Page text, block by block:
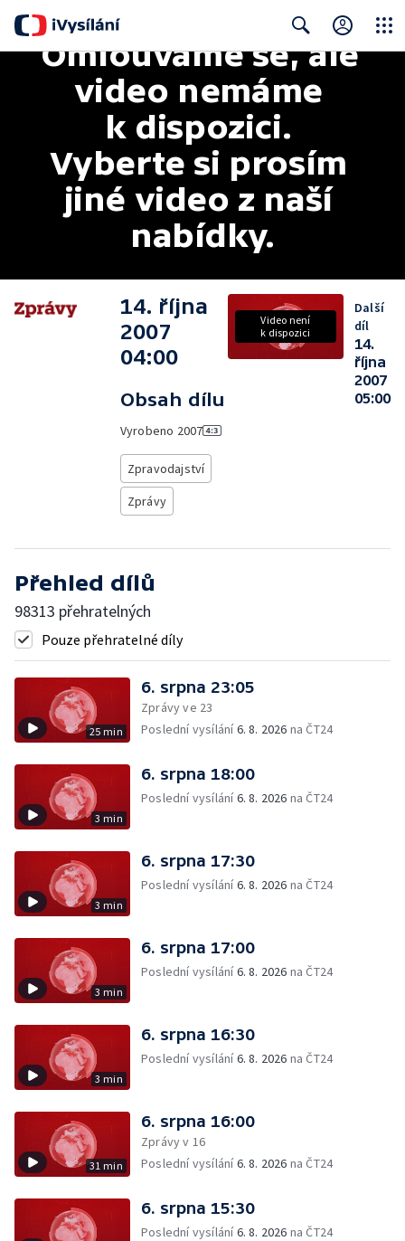
Search
Omlouváme se, ale
video nemáme
k dispozici.
Vyberte si prosím
jiné video z naší
nabídky.
14. října
2007
04:00
Obsah dílu
Vyrobeno 2007
Zpravodajství
Zprávy
Video není
k dispozici
Další
díl
14.
října
2007
05:00
Přehled dílů
98313 přehratelných
Pouze přehratelné díly
25 min
6. srpna 23:05
Zprávy ve 23
Poslední vysílání6. 8. 2026 na ČT24
3 min
6. srpna 18:00
Poslední vysílání6. 8. 2026 na ČT24
3 min
6. srpna 17:30
Poslední vysílání6. 8. 2026 na ČT24
3 min
6. srpna 17:00
Poslední vysílání6. 8. 2026 na ČT24
3 min
6. srpna 16:30
Poslední vysílání6. 8. 2026 na ČT24
31 min
6. srpna 16:00
Zprávy v 16
Poslední vysílání6. 8. 2026 na ČT24
6. srpna 15:30
Poslední vysílání6. 8. 2026 na ČT24